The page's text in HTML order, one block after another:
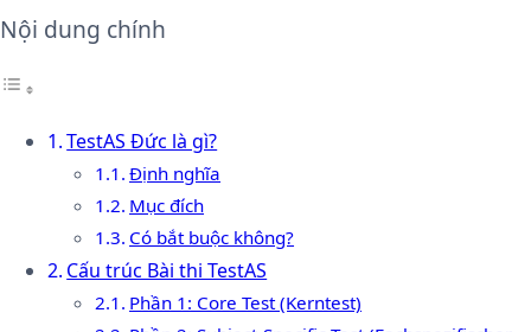
Nội dung chính
TestAS Đức là gì?
Định nghĩa
Mục đích
Có bắt buộc không?
Cấu trúc Bài thi TestAS
Phần 1: Core Test (Kerntest)